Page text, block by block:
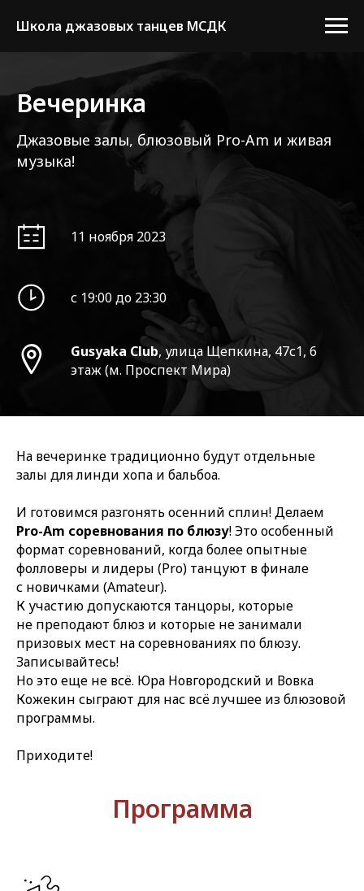
Школа джазовых танцев МСДК
Вечеринка
Джазовые залы, блюзовый Pro-Am и живая
музыка!
11 ноября 2023
с 19:00 до 23:30
Gusyaka Club, улица Щепкина, 47с1, 6
этаж (м. Проспект Мира)
На вечеринке традиционно будут отдельные
залы для линди хопа и бальбоа.
И готовимся разгонять осенний сплин! Делаем
Pro-Am соревнования по блюзу! Это особенный
формат соревнований, когда более опытные
фолловеры и лидеры (Pro) танцуют в финале
с новичками (Amateur).
К участию допускаются танцоры, которые
не преподают блюз и которые не занимали
призовых мест на соревнованиях по блюзу.
Записывайтесь!
Но это еще не всё. Юра Новгородский и Вовка
Кожекин сыграют для нас всё лучшее из блюзовой
программы.
Приходите!
Программа